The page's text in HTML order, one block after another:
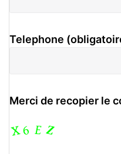
Telephone
Merci de recopier le